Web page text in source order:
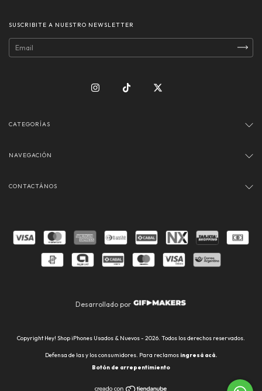
SUSCRIBITE A NUESTRO NEWSLETTER
CATEGORÍAS
NAVEGACIÓN
CONTACTÁNOS
Desarrollado por
Copyright Hey! Shop iPhones Usados & Nuevos - 2026. Todos los derechos reservados.
Defensa de las y los consumidores. Para reclamos ingresá acá.
Botón de arrepentimiento